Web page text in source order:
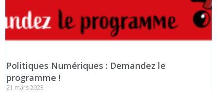
Politiques Numériques : Demandez le
programme !
21 mars 2023